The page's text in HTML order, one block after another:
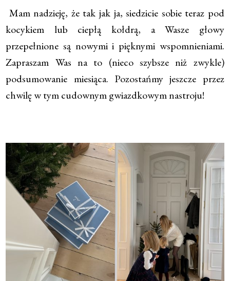
Mam nadzieję, że tak jak ja, siedzicie sobie teraz pod
kocykiem lub ciepłą kołdrą, a Wasze głowy
przepełnione są nowymi i pięknymi wspomnieniami.
Zapraszam Was na to (nieco szybsze niż zwykle)
podsumowanie miesiąca. Pozostańmy jeszcze przez
chwilę w tym cudownym gwiazdkowym nastroju!